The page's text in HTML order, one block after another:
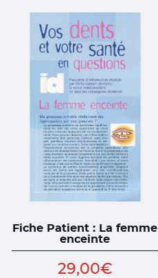
Fiche Patient : La femme
enceinte
29,00€